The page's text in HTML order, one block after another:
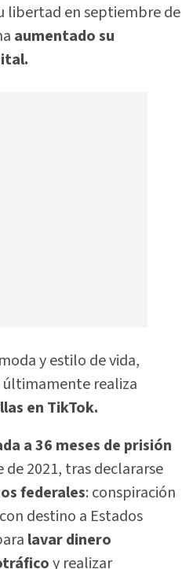
libertad en septiembre de
aumentado su
y estilo de vida,
realiza
en TikTok.
a 36 meses de prisión
de 2021, tras declararse
federales: conspiración
destino a Estados
lavar dinero
y realizar